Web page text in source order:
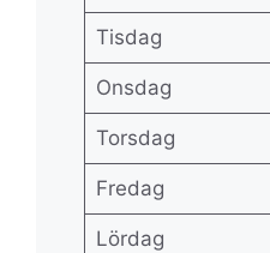
Tisdag
Onsdag
Torsdag
Fredag
Lördag